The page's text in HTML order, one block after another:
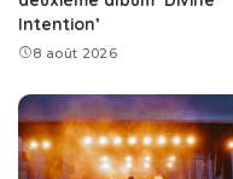
Intention’
8 août 2026